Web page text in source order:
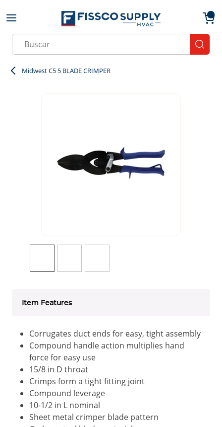
Skip to main content
Site Search
Midwest C5 5 BLADE CRIMPER
Item Features
Corrugates duct ends for easy, tight assembly
Compound handle action multiplies hand
force for easy use
15/8 in D throat
Crimps form a tight fitting joint
Compound leverage
10-1/2 in L nominal
Sheet metal crimper blade pattern